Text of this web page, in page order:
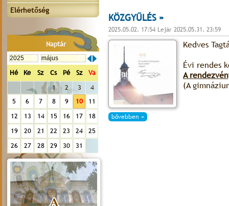
Elérhetőség
Naptár
Hé Ke Sz Cs Pé Sz
Va
1
2 3
4
5
6 7 8 9 10
11
12
13 14 15 16 17
18
19
20 21 22 23 24
25
26
27 28 29 30 31
KÖZGYŰLÉS »
2025.05.02. 17:54 Lejár 2025.05.31. 23:59
Kedves
Évi rendes
A
(A
bővebben »